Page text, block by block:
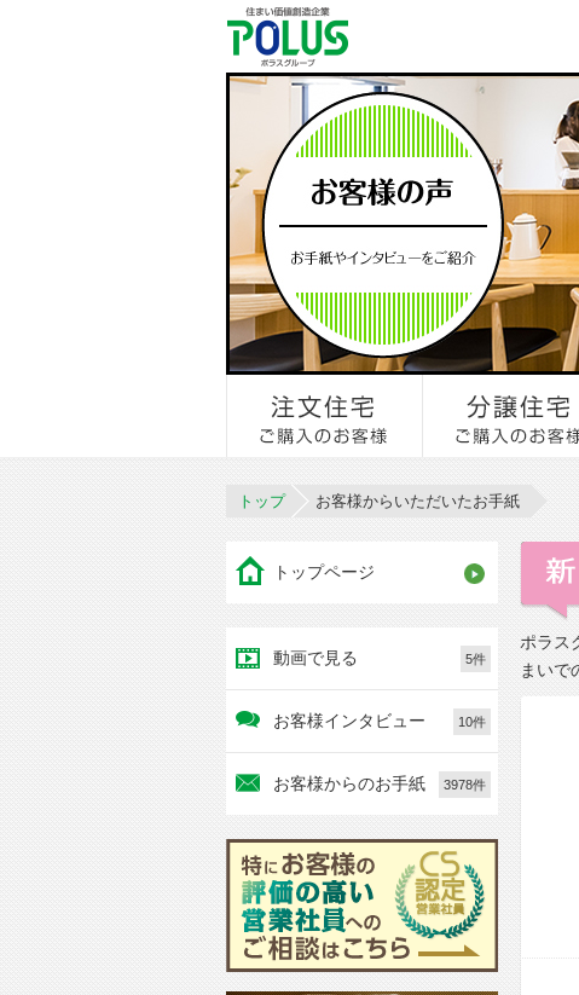
トップ お客様からいただいたお手紙
ポラス
まいで
トップページ
動画で見る 5件
お客様インタビュー 10件
お客様からのお手紙 3978件